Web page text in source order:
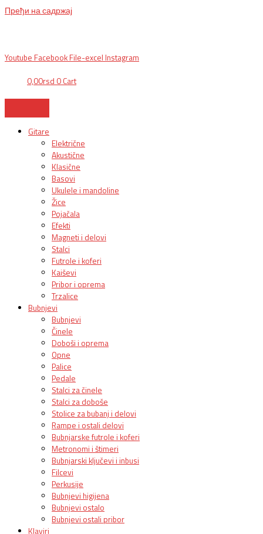
Пређи на садржај
Youtube Facebook File-excel Instagram
0,00rsd 0 Cart
Gitare
Električne
Akustične
Klasične
Basovi
Ukulele i mandoline
Žice
Pojačala
Efekti
Magneti i delovi
Stalci
Futrole i koferi
Kaiševi
Pribor i oprema
Trzalice
Bubnjevi
Bubnjevi
Činele
Doboši i oprema
Opne
Palice
Pedale
Stalci za činele
Stalci za doboše
Stolice za bubanj i delovi
Rampe i ostali delovi
Bubnjarske futrole i koferi
Metronomi i štimeri
Bubnjarski ključevi i inbusi
Filcevi
Perkusije
Bubnjevi higijena
Bubnjevi ostalo
Bubnjevi ostali pribor
Klaviri